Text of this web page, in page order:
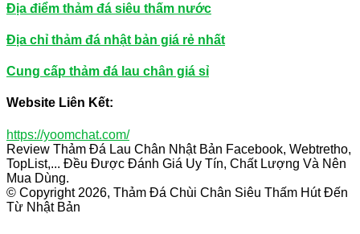
Địa điểm thảm đá siêu thấm nước
Địa chỉ thảm đá nhật bản giá rẻ nhất
Cung cấp thảm đá lau chân giá sỉ
Website Liên Kết:
https://yoomchat.com/
Review Thảm Đá Lau Chân Nhật Bản Facebook, Webtretho,
TopList,... Đều Được Đánh Giá Uy Tín, Chất Lượng Và Nên
Mua Dùng.
© Copyright 2026, Thảm Đá Chùi Chân Siêu Thấm Hút Đến
Từ Nhật Bản